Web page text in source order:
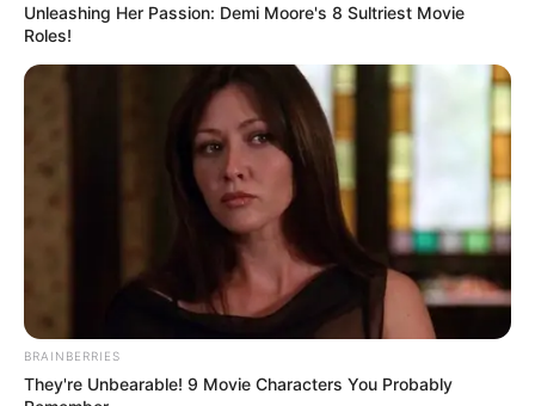
Notre Coup de Poker:
3 FITZY DE VIVE
Qui sait pour un beau Couplé combiné en 3 chevaux
Découvrez le Cheval du jour
Unleashing Her Passion: Demi Moore's 8 Sultriest Movie
Roles!
BRAINBERRIES
They're Unbearable! 9 Movie Characters You Probably